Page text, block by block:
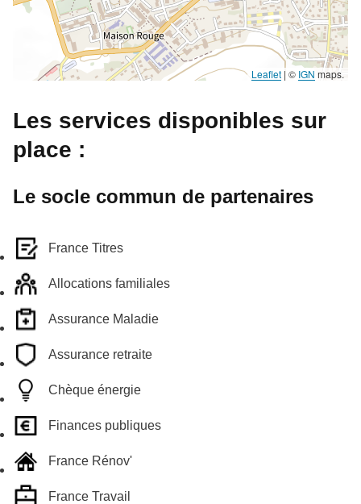
Leaflet | © IGN maps.
Les services disponibles sur
place :
Le socle commun de partenaires
France Titres
Allocations familiales
Assurance Maladie
Assurance retraite
Chèque énergie
Finances publiques
France Rénov'
France Travail